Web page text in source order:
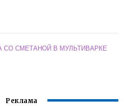
СО СМЕТАНОЙ В МУЛЬТИВАРКЕ
Реклама